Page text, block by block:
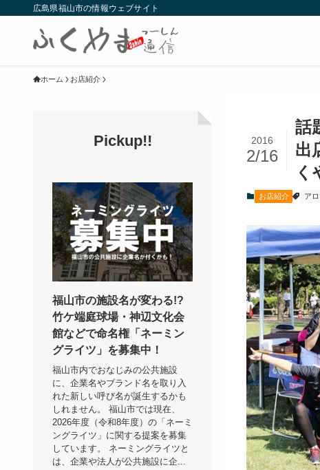
広島県福山市の情報ウェブサイト
ホーム お店紹介
話
出
く
2016
2/16
お店紹介 ア
Pickup!!
福山市の施設名が変わる!?
竹ケ端庭球場・神辺文化会
館などで命名権「ネーミン
グライツ」を募集中！
福山市内でおなじみの公共施設
に、企業名やブランド名を取り入
れた新しい呼び名が誕生するかも
しれません。 福山市では現在、
2026年度（令和8年度）の「ネーミ
ングライツ」に関する提案を募集
しています。 ネーミングライツと
は、企業や法人が公共施設に企...